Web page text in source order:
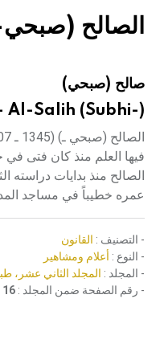
هيئة الصالح
صالح (صبحي)
Al-Salih (Subhi-)
فيها العلم منذ كان فتى
الصالح منذ بدايات دراسته
عمره خطيباً في مساجد
- التصنيف : القانون
- النوع : أعلام ومشاهير
- المجلد : المجلد الثاني عشر، طبعة 2005،
- رقم الصفحة ضمن المجلد : 16